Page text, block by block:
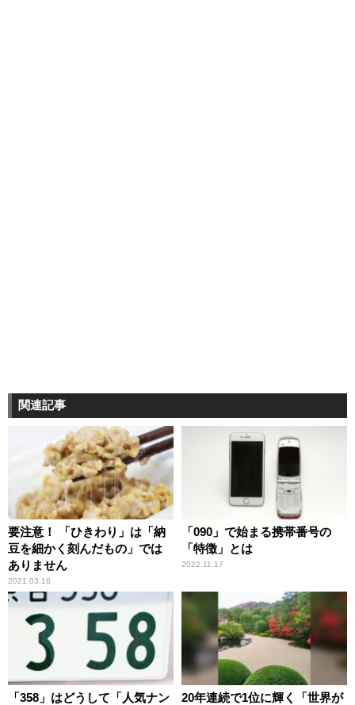
関連記事
要注意！ 「ひきわり」は「納
豆を細かく刻んだもの」では
ありません
2021.03.16
「090」で始まる携帯番号の
「特徴」とは
2022.11.17
「358」はどうして「人気ナン
20年連続で1位に輝く「世界が